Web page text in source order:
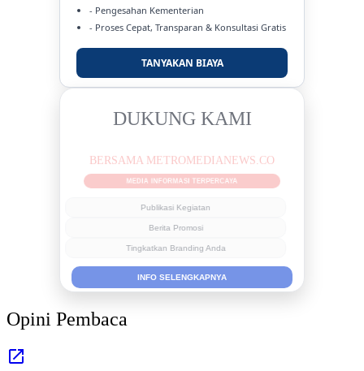
- Pengesahan Kementerian
- Proses Cepat, Transparan & Konsultasi Gratis
TANYAKAN BIAYA
DUKUNG KAMI
MEDIA INFORMASI TERPERCAYA
Publikasi Kegiatan
Berita Promosi
Tingkatkan Branding Anda
INFO SELENGKAPNYA
Opini Pembaca